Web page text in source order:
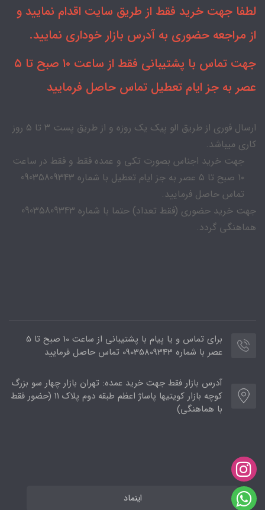
لطفا جهت خرید فقط از طریق سایت اقدام نمایید و
از مراجعه حضوری به آدرس بازار خوداری نمایید.
جهت تماس با پشتیبانی فقط از ساعت ۱۰ صبح تا ۵
عصر به جز ایام تعطیل تماس حاصل فرمایید
ارسال فوری از طریق الو پیک یک روزه و از طریق پست ۳ تا ۵ روز
کاری میباشد.
جهت خرید اجناس بصورت تکی و عمده فقط و فقط در ساعت
۱۰ صبح تا ۵ عصر به جز ایام تعطیل با شماره 09035809343
تماس حاصل فرمایید.
جهت خرید حضوری (فقط تعداد) حتما با شماره 09035809343
هماهنگی گردد.
برای تماس و یا پیام با پشتیبانی از ساعت 10 صبح تا 5
عصر با شماره 09035809343 تماس حاصل فرمایید
آدرس بازار فقط جهت خرید عمده: تهران بازار چهار سو بزرگ
کوچه بازار کویتیها پاساژ اعظم طبقه دوم پلاک ۱۱ (حضور فقط
با هماهنگی)
اینماد